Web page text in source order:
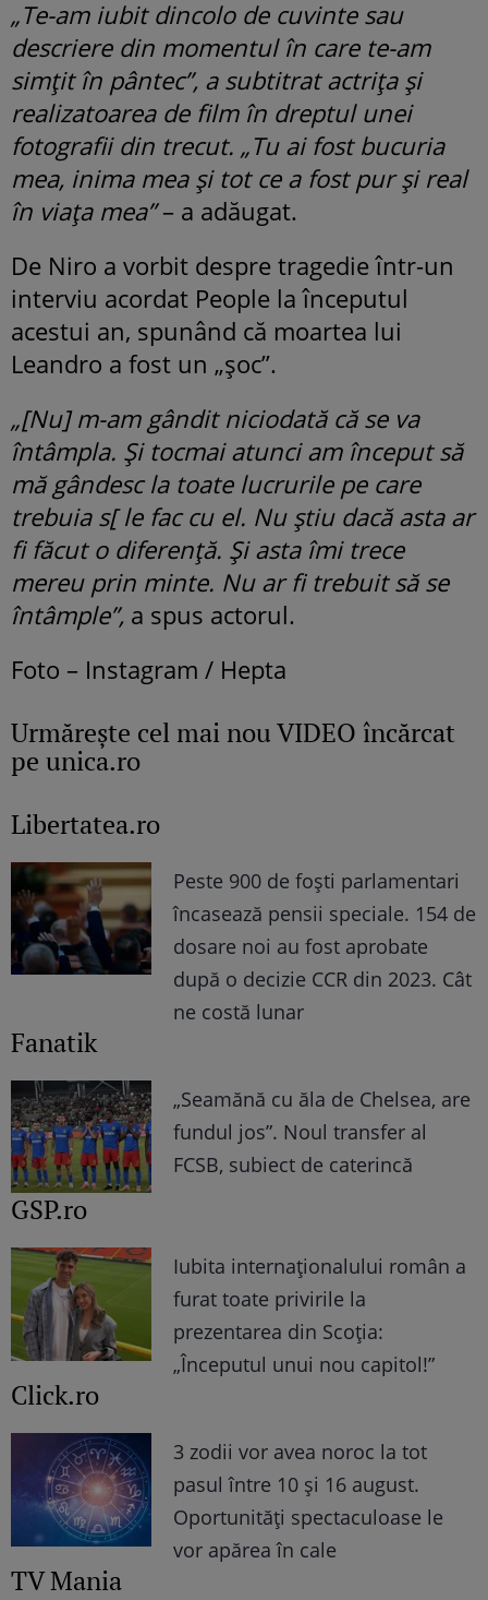
„Te-am iubit dincolo de cuvinte sau
descriere din momentul în care te-am
simțit în pântec”, a subtitrat actrița și
realizatoarea de film în dreptul unei
fotografii din trecut. „Tu ai fost bucuria
mea, inima mea și tot ce a fost pur și real
în viața mea”– a adăugat.
De Niro a vorbit despre tragedie într-un
interviu acordat People la începutul
acestui an, spunând că moartea lui
Leandro a fost un „șoc”.
„[Nu] m-am gândit niciodată că se va
întâmpla. Și tocmai atunci am început să
mă gândesc la toate lucrurile pe care
trebuia s[ le fac cu el. Nu știu dacă asta ar
fi făcut o diferență. Și asta îmi trece
mereu prin minte. Nu ar fi trebuit să se
întâmple”, a spus actorul.
Foto – Instagram / Hepta
Urmăreşte cel mai nou VIDEO încărcat
pe unica.ro
Libertatea.ro
Peste 900 de foști parlamentari
încasează pensii speciale. 154 de
dosare noi au fost aprobate
după o decizie CCR din 2023. Cât
ne costă lunar
Fanatik
„Seamănă cu ăla de Chelsea, are
fundul jos”. Noul transfer al
FCSB, subiect de caterincă
GSP.ro
Iubita internaționalului român a
furat toate privirile la
prezentarea din Scoția:
„Începutul unui nou capitol!”
Click.ro
3 zodii vor avea noroc la tot
pasul între 10 și 16 august.
Oportunități spectaculoase le
vor apărea în cale
TV Mania